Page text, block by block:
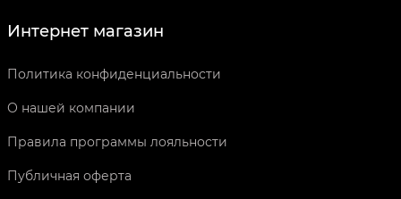
Интернет магазин
Политика конфиденциальности
О нашей компании
Правила программы лояльности
Публичная оферта